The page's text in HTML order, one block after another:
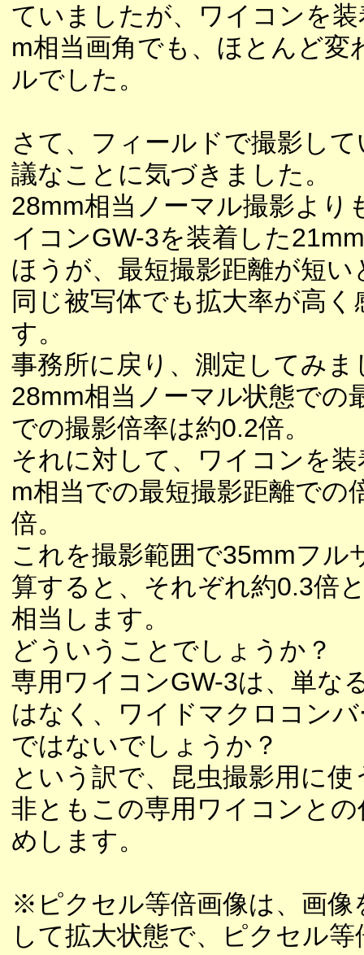
ていましたが、ワイコンを
m相当画角でも、ほとんど変
ルでした。
さて、フィールドで撮影し
議なことに気づきました。
28mm相当ノーマル撮影より
イコンGW-3を装着した
ほうが、最短撮影距離が短い
同じ被写体でも拡大率が高
す。
事務所に戻り、測定してみま
28mm相当ノーマル状態での
での撮影倍率は約0.2倍。
それに対して、ワイコンを
m相当での最短撮影距離での
倍。
これを撮影範囲で35mmフル
算すると、それぞれ約0.3倍
相当します。
どういうことでしょうか？
専用ワイコンGW-3は、単な
はなく、ワイドマクロコン
ではないでしょうか？
という訳で、昆虫撮影用に使
非ともこの専用ワイコンと
めします。
※ピクセル等倍画像は、画像
して拡大状態で、ピクセル